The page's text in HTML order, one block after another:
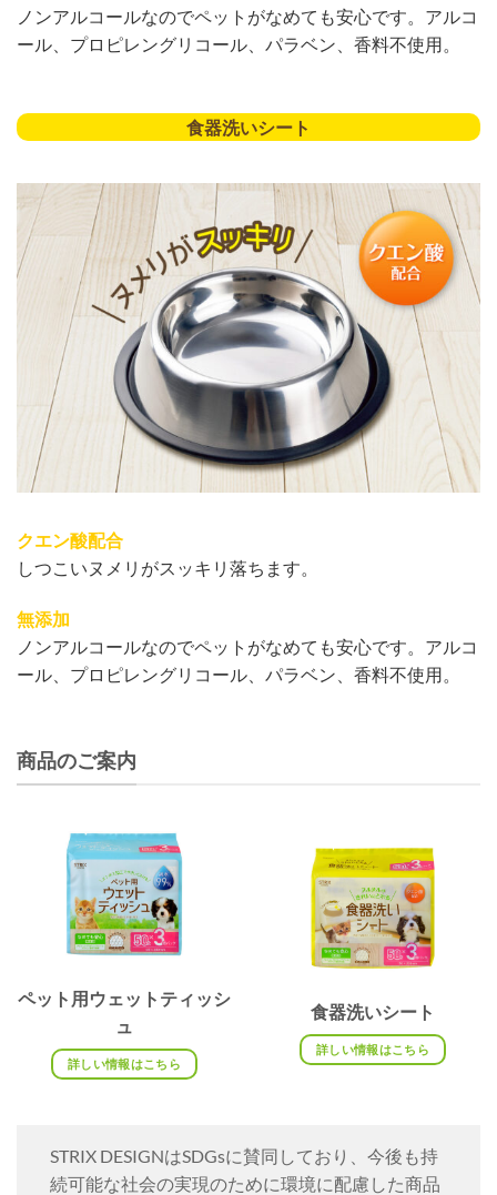
ノンアルコールなのでペットがなめても安心です。アルコ
ール、プロピレングリコール、パラベン、香料不使用。
食器洗いシート
クエン酸配合
しつこいヌメリがスッキリ落ちます。
無添加
ノンアルコールなのでペットがなめても安心です。アルコ
ール、プロピレングリコール、パラベン、香料不使用。
商品のご案内
ペット用ウェットティッシ
ュ
詳しい情報はこちら
食器洗いシート
詳しい情報はこちら
STRIX DESIGNはSDGsに賛同しており、今後も持
続可能な社会の実現のために環境に配慮した商品